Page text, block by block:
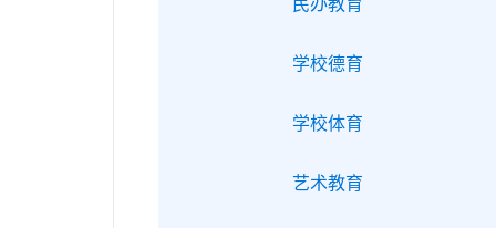
民办教育
学校德育
学校体育
艺术教育